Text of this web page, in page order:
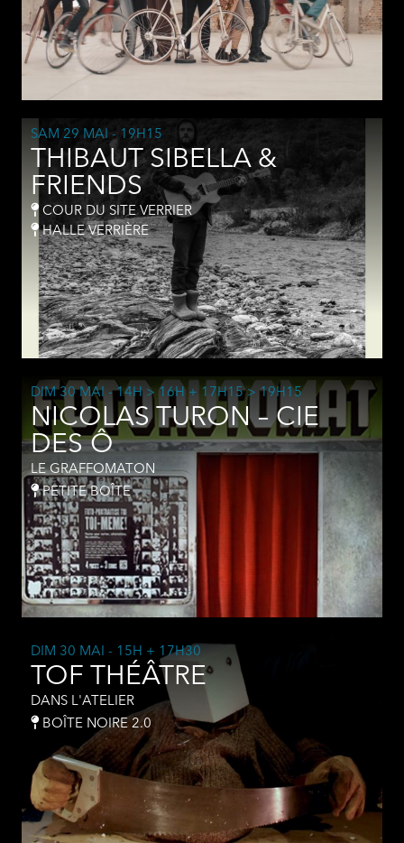
SAM 29 MAI - 19H15
THIBAUT SIBELLA &
FRIENDS
COUR DU SITE VERRIER
HALLE VERRIÈRE
DIM 30 MAI - 14H > 16H + 17H15 > 19H15
NICOLAS TURON – CIE
DES Ô
LE GRAFFOMATON
PETITE BOÎTE
DIM 30 MAI - 15H + 17H30
TOF THÉÂTRE
DANS L'ATELIER
BOÎTE NOIRE 2.0